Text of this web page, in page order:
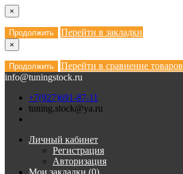
×
Продолжить Перейти в закладки
×
Продолжить
Перейти в сравнение товаров
info@tuningstock.ru
+7(927)691-87-11
tuning.stock@ya.ru
Личный кабинет
Регистрация
Авторизация
Мои закладки (0)